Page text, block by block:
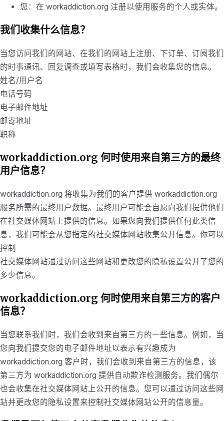
您：在 workaddiction.org 注册以使用服务的个人或实体。
我们收集什么信息？
当您访问我们的网站、在我们的网站上注册、下订单、订阅我们
的时事通讯、回复调查或填写表格时，我们会收集您的信息。
姓名/用户名
电话号码
电子邮件地址
邮寄地址
职称
workaddiction.org 何时使用来自第三方的最终
用户信息？
workaddiction.org 将收集为我们的客户提供 workaddiction.org
服务所需的最终用户数据。最终用户可能会自愿向我们提供他们
在社交媒体网站上提供的信息。如果您向我们提供任何此类信
息，我们可能会从您指定的社交媒体网站收集公开信息。你可以
控制
社交媒体网站通过访问这些网站和更改您的隐私设置公开了您的
多少信息。
workaddiction.org 何时使用来自第三方的客户
信息？
当您联系我们时，我们会收到来自第三方的一些信息。例如，当
您向我们提交您的电子邮件地址以表示有兴趣成为
workaddiction.org 客户时，我们会收到来自第三方的信息，该
第三方为 workaddiction.org 提供自动欺诈检测服务。我们偶尔
也会收集在社交媒体网站上公开的信息。您可以通过访问这些网
站并更改您的隐私设置来控制社交媒体网站公开的信息量。